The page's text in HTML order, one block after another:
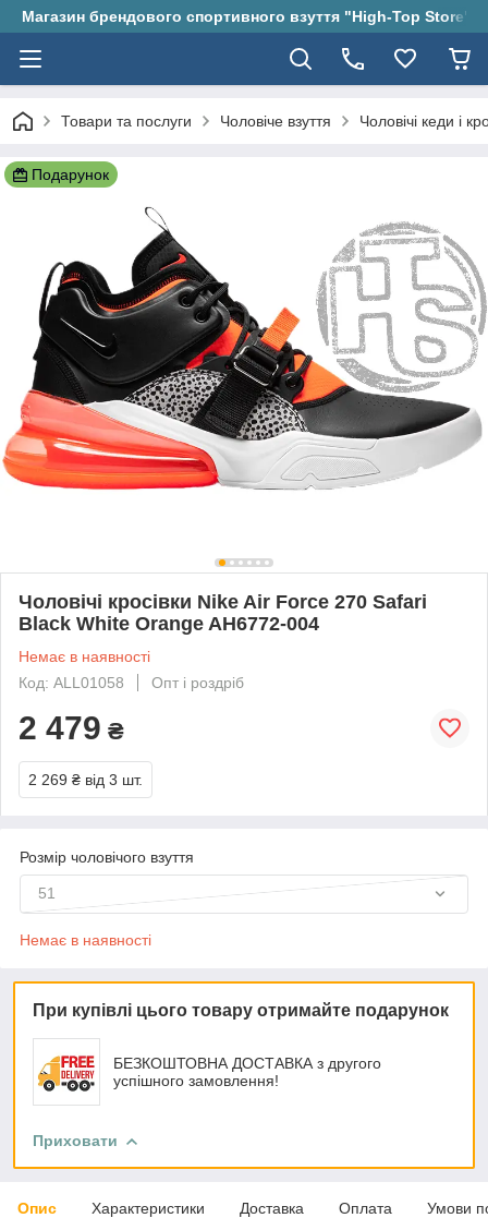
Магазин брендового спортивного взуття "High-Top Store"
Товари та послуги Чоловіче взуття Чоловічі кеди і
Подарунок
Чоловічі кросівки Nike Air Force 270 Safari
Black White Orange AH6772-004
Немає в наявності
Код: ALL01058
Опт і роздріб
2 479 ₴
2 269 ₴ від 3 шт.
Розмір чоловічого взуття
51
Немає в наявності
При купівлі цього товару отримайте подарунок
БЕЗКОШТОВНА ДОСТАВКА з другого
успішного замовлення!
Приховати
Опис Характеристики Доставка Оплата Умови